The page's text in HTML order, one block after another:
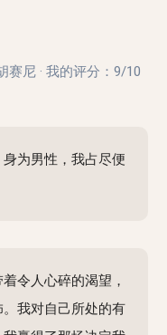
赛尼 · 我的评分： 9/10
为男性，我占尽便
令人心碎的渴望，
我对自己所处的有